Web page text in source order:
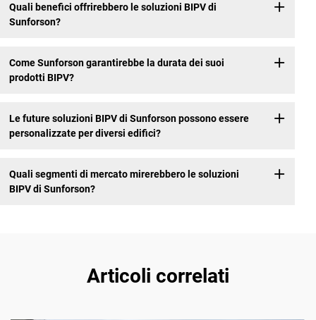
Quali benefici offrirebbero le soluzioni BIPV di
Sunforson?
Come Sunforson garantirebbe la durata dei suoi
prodotti BIPV?
Le future soluzioni BIPV di Sunforson possono essere
personalizzate per diversi edifici?
Quali segmenti di mercato mirerebbero le soluzioni
BIPV di Sunforson?
Articoli correlati